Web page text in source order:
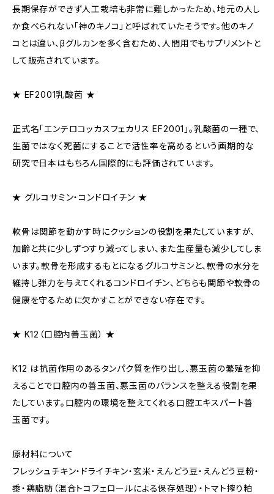
長期保存ができず人工栽培も非常に難しかったため、地元の人し
か食べられない「神のキノコ」と呼ばれていたそうです。他のキノ
コとは違い、βグルカンを多く含むため、人間用でもサプリメントと
して販売されています。
★ EF2001乳酸菌 ★
正式名「エンテロコッカスフェカリス EF2001」。乳酸菌の一種で、
生菌ではなく死菌にすることで活性率を高めるという画期的な
研究で日本はもちろん国際的にも評価されています。
★ グルコサミン・コンドロイチン ★
軟骨は関節を動かす時にクッションの役割を果たしていますが、
加齢と共に少しずつすり減ってしまい、また生産量も減少してしま
います。軟骨を形成するもとになるグルコサミンと、軟骨の水分を
維持し弾力を与えてくれるコンドロイチン、どちらも関節や軟骨の
健康を守るために欠かすことができない存在です。
★ K12（口腔内善玉菌） ★
K12 は抗菌作用のあるタンパク質を作り出し、悪玉菌の繁殖を抑
えることで口腔内の善玉菌、悪玉菌のバランスを整える役割を果
たしています。口腔内の環境を整えてくれる口腔エキスパート善
玉菌です。
原材料について
フレッシュチキン・ドライチキン・玄米・えんどう豆・えんどう豆粉・
黍・鶏脂肪（混合トコフェロールによる保存処理）・トマト搾り粕